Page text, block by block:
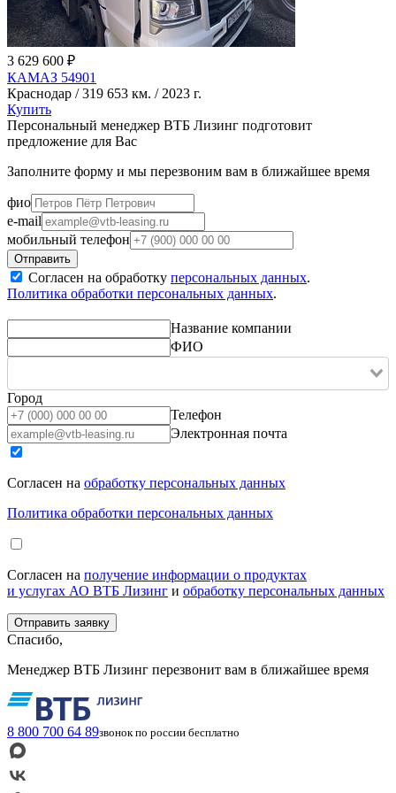
3 629 600 ₽
КАМАЗ 54901
Краснодар / 319 653 км. / 2023 г.
Купить
Персональный менеджер ВТБ Лизинг подготовит
предложение для Вас
Заполните форму и мы перезвоним вам в ближайшее время
фио
e-mail
мобильный телефон
Согласен на обработку персональных данных.
Политика обработки персональных данных.
Название компании
ФИО
Город
Телефон
Электронная почта
Согласен на обработку персональных данных
Политика обработки персональных данных
Согласен на получение информации о продуктах
и услугах АО ВТБ Лизинг и обработку персональных данных
Спасибо,
Менеджер ВТБ Лизинг перезвонит вам в ближайшее время
8 800 700 64 89звонок по россии бесплатно